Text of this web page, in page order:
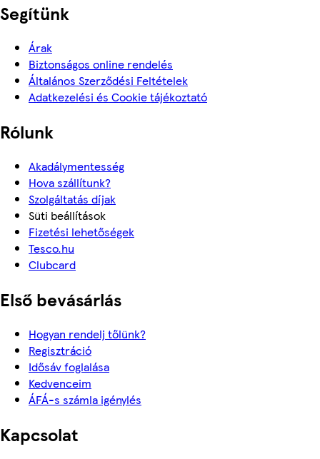
Segítünk
Árak
Biztonságos online rendelés
Általános Szerződési Feltételek
Adatkezelési és Cookie tájékoztató
Rólunk
Akadálymentesség
Hova szállítunk?
Szolgáltatás díjak
Süti beállítások
Fizetési lehetőségek
Tesco.hu
Clubcard
Első bevásárlás
Hogyan rendelj tőlünk?
Regisztráció
Idősáv foglalása
Kedvenceim
ÁFÁ-s számla igénylés
Kapcsolat